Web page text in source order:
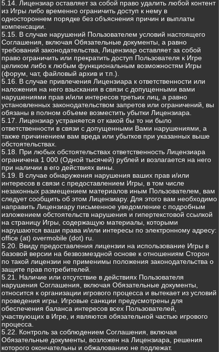
5.14. Лицензиар оставляет за собой право удалить любой контент
из Игры либо временно ограничить доступ к нему в
одностороннем порядке без объяснения причин и выплаты
компенсации.
5.15. В случае нарушений Пользователем условий настоящего
Соглашения, включая Обязательные документы, а равно
требований законодательства, Лицензиар оставляет за собой
право ограничить или прекратить доступ Пользователя к Игре
целиком либо к любым функциональным возможностям Игры
(форум, чат, файловый архив и т.п.).
5.16. В случае привлечения Лицензиара к ответственности или
наложения на него взыскания в связи с допущенными вами
нарушениями прав и/или интересов третьих лиц, а равно
установленных законодательством запретов или ограничений, вы
обязаны в полном объеме возместить убытки Лицензиара.
5.17. Лицензиар устраняется от какой бы то ни было
ответственности в связи с допущенными Вами нарушениями, а
также причинением вам вреда или убытков при указанных выше
обстоятельствах.
5.18. При любых обстоятельствах ответственность Лицензиара
ограничена 1 000 (Одной тысячей) рублей и возлагается на него
при наличии в его действиях вины.
5.19. В случае обнаружения нарушения ваших прав и/или
интересов в связи с предоставлением Игры, в том числе
незаконных размещением материалов иным Пользователем, вам
следует сообщить об этом Лицензиару. Для этого вам необходимо
направить Лицензиару письменное уведомление с подробным
изложением обстоятельств нарушения и гипертекстовой ссылкой
на страницу Игры, содержащую материалы, которыми
нарушаются ваши права и/или интересы по электронному адресу:
office (at) overmobile (dot) ru.
5.20. Ввиду предоставления лицензии на использование Игры в
базовой версии на безвозмездной основе к отношениям Сторон
по такой лицензии не применимы положения законодательства о
защите прав потребителей.
5.21. Наличие или отсутствие в действиях Пользователя
нарушения Соглашения, включая Обязательные документы,
относится к организации игрового процесса и вытекает из условий
проведения игры. Игровые санкции предусмотрены для
обеспечения баланса интересов всех Пользователей,
участвующих в Игре, и являются обязательной частью игрового
процесса.
5.22. Контроль за соблюдением Соглашения, включая
Обязательные документы, возложен на Лицензиара, решения
которого окончательны и обжалованию не подлежат.